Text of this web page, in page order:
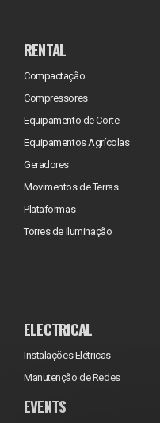
RENTAL
Compactação
Compressores
Equipamento de Corte
Equipamentos Agrícolas
Geradores
Movimentos de Terras
Plataformas
Torres de Iluminação
ELECTRICAL
Instalações Elétricas
Manutenção de Redes
EVENTS